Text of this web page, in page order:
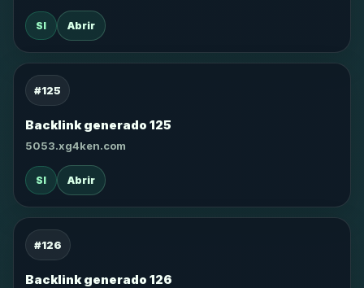
SI Abrir
#125
Backlink generado 125
5053.xg4ken.com
SI Abrir
#126
Backlink generado 126